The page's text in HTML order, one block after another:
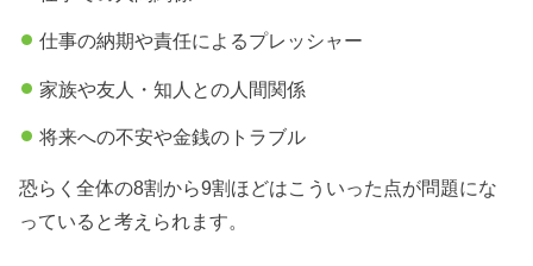
仕事の納期や責任によるプレッシャー
家族や友人・知人との人間関係
将来への不安や金銭のトラブル
恐らく全体の8割から9割ほどはこういった点が問題にな
っていると考えられます。